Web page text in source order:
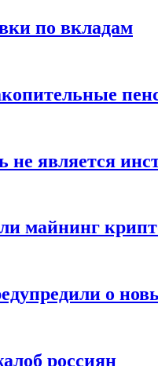
по вкладам
является
майнинг
о
россиян